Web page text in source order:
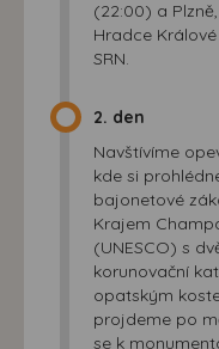
(22:00) a
Hradce
SRN.
2. den
Navštívíme
kde si
bajonetové
Krajem
(UNESCO) s
korunovační
opatským
projdeme po
se k